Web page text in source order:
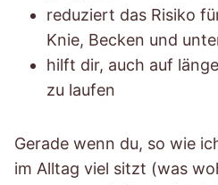
reduziert das Risiko
Knie, Becken und
hilft dir, auch auf
zu laufen
Gerade wenn du, so wie
im Alltag viel sitzt (was